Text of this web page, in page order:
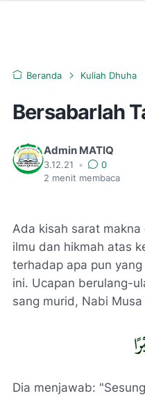
Beranda Kuliah Dhuha
Bersabarlah
Admin MATIQ
3.12.21 •
0
2 menit membaca
Ada kisah sarat
ilmu dan hikmah atas
terhadap apa pun
ini. Ucapan berulang-
sang murid, Nabi
Dia menjawab: